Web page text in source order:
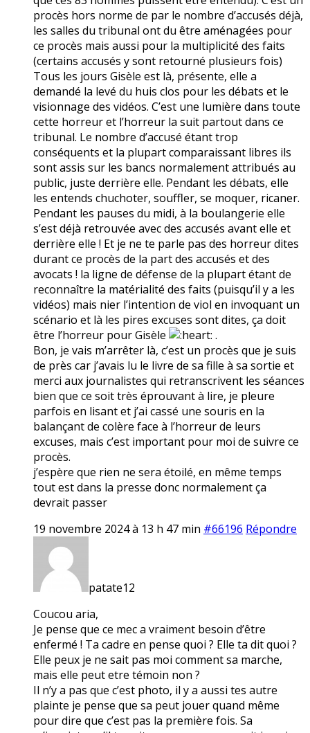
procès hors norme de par le nombre d’accusés déjà,
les salles du tribunal ont du être aménagées pour
ce procès mais aussi pour la multiplicité des faits
(certains accusés y sont retourné plusieurs fois)
Tous les jours Gisèle est là, présente, elle a
demandé la levé du huis clos pour les débats et le
visionnage des vidéos. C’est une lumière dans toute
cette horreur et l’horreur la suit partout dans ce
tribunal. Le nombre d’accusé étant trop
conséquents et la plupart comparaissant libres ils
sont assis sur les bancs normalement attribués au
public, juste derrière elle. Pendant les débats, elle
les entends chuchoter, souffler, se moquer, ricaner.
Pendant les pauses du midi, à la boulangerie elle
s’est déjà retrouvée avec des accusés avant elle et
derrière elle ! Et je ne te parle pas des horreur dites
durant ce procès de la part des accusés et des
avocats ! la ligne de défense de la plupart étant de
reconnaître la matérialité des faits (puisqu’il y a les
vidéos) mais nier l’intention de viol en invoquant un
scénario et là les pires excuses sont dites, ça doit
être l’horreur pour Gisèle
.
Bon, je vais m’arrêter là, c’est un procès que je suis
de près car j’avais lu le livre de sa fille à sa sortie et
merci aux journalistes qui retranscrivent les séances
bien que ce soit très éprouvant à lire, je pleure
parfois en lisant et j’ai cassé une souris en la
balançant de colère face à l’horreur de leurs
excuses, mais c’est important pour moi de suivre ce
procès.
j’espère que rien ne sera étoilé, en même temps
tout est dans la presse donc normalement ça
devrait passer
19 novembre 2024 à 13 h 47 min #66196 Répondre
patate12
Coucou aria,
Je pense que ce mec a vraiment besoin d’être
enfermé ! Ta cadre en pense quoi ? Elle ta dit quoi ?
Elle peux je ne sait pas moi comment sa marche,
mais elle peut etre témoin non ?
Il n’y a pas que c’est photo, il y a aussi tes autre
plainte je pense que sa peut jouer quand même
pour dire que c’est pas la première fois. Sa